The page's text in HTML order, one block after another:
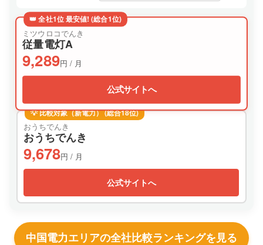
👑 全社1位 最安値! (総合1位)
ミツウロコでんき
従量電灯A
9,289円 / 月
公式サイトへ
💡 比較対象（新電力） (総合18位)
おうちでんき
おうちでんき
9,678円 / 月
公式サイトへ
中国電力エリアの全社比較ランキングを見る